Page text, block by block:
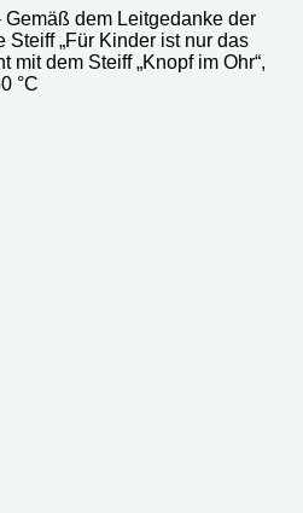
dem Leitgedanke der
Steiff „Für Kinder ist nur das
mit dem Steiff „Knopf im Ohr“,
°C